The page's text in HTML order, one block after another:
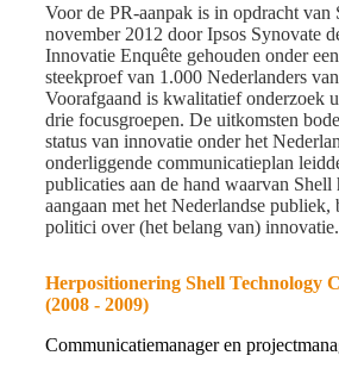
Voor de PR-aanpak is in opdracht van
november 2012 door Ipsos Synovate
Innovatie Enquête gehouden onder
steekproef van 1.000 Nederlanders
Voorafgaand is kwalitatief onderzoek
drie focusgroepen. De uitkomsten
status van innovatie onder het
onderliggende communicatieplan
publicaties aan de hand waarvan Shell
aangaan met het Nederlandse publiek,
politici over (het belang van) innovatie.
Herpositionering Shell Technology
(2008 - 2009)
Communicatiemanager en